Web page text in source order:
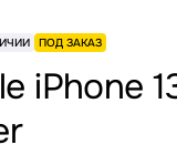
ПОД ЗАКАЗ
iPhone